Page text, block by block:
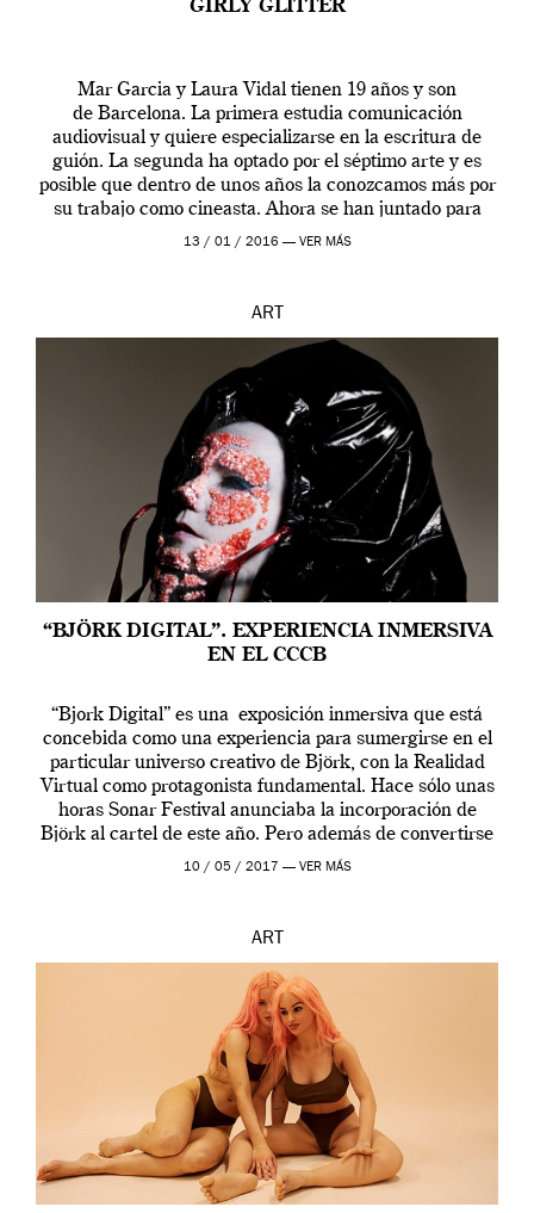
GIRLY GLITTER
Mar Garcia y Laura Vidal tienen 19 años y son
de Barcelona. La primera estudia comunicación
audiovisual y quiere especializarse en la escritura de
guión. La segunda ha optado por el séptimo arte y es
posible que dentro de unos años la conozcamos más por
su trabajo como cineasta. Ahora se han juntado para
contarnos una […]
13 / 01 / 2016 — VER MÁS
ART
“BJÖRK DIGITAL”. EXPERIENCIA INMERSIVA
EN EL CCCB
“Bjork Digital” es una exposición inmersiva que está
concebida como una experiencia para sumergirse en el
particular universo creativo de Björk, con la Realidad
Virtual como protagonista fundamental. Hace sólo unas
horas Sonar Festival anunciaba la incorporación de
Björk al cartel de este año. Pero además de convertirse
en una de las actuaciones más relevantes […]
10 / 05 / 2017 — VER MÁS
ART